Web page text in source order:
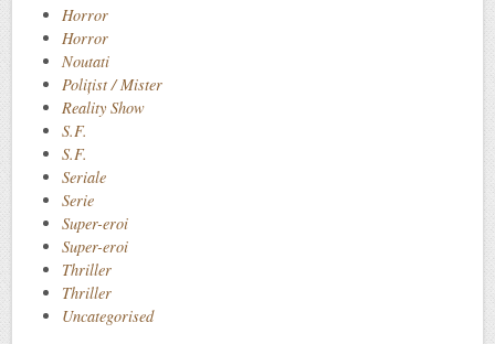
Horror
Horror
Noutati
Polițist / Mister
Reality Show
S.F.
S.F.
Seriale
Serie
Super-eroi
Super-eroi
Thriller
Thriller
Uncategorised